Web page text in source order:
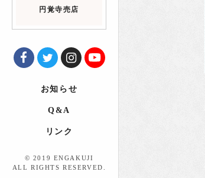
円覚寺売店
お知らせ
Q&A
リンク
© 2019 ENGAKUJI
ALL RIGHTS RESERVED.